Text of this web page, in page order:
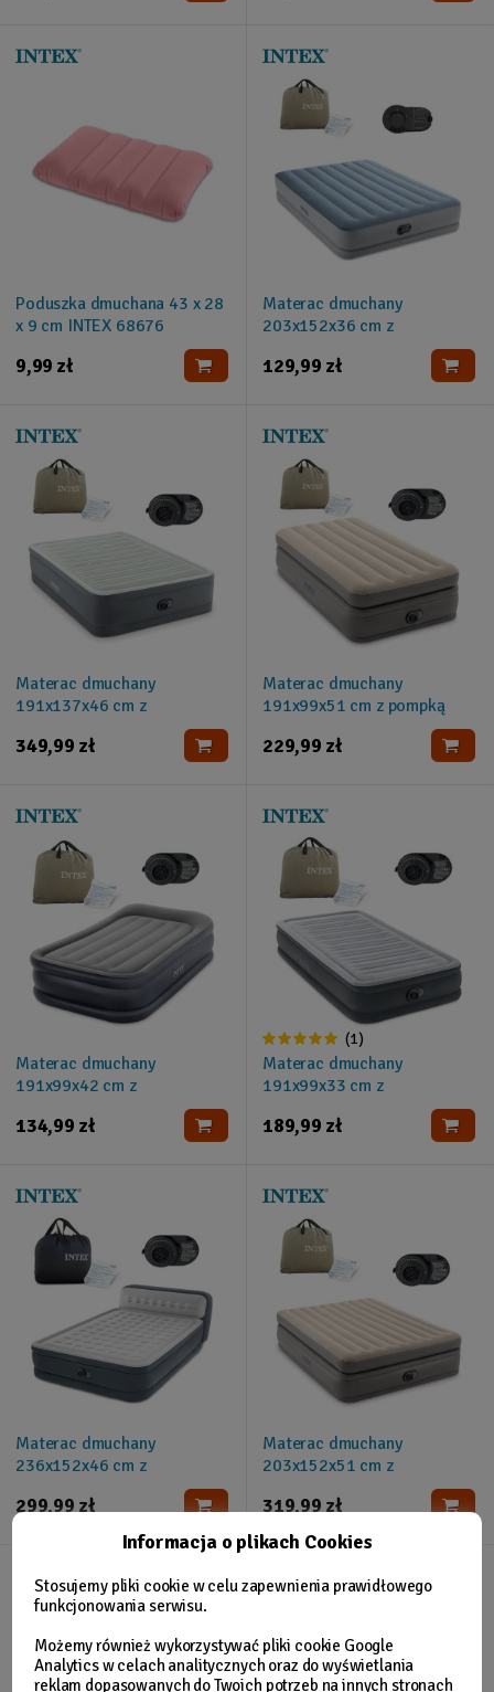
Poduszka dmuchana 43 x 28
x 9 cm INTEX 68676
9,99 zł
Materac dmuchany
203x152x36 cm z
elektryczną INTEX 64159
129,99 zł
Materac dmuchany
191x137x46 cm z
elektryczną INTEX 64904ND
349,99 zł
Materac dmuchany
191x99x51 cm z pompką
elektryczną INTEX 64162ND
229,99 zł
Materac dmuchany
191x99x42 cm z
elektryczną INTEX 64132ND
134,99 zł
(1)
Materac dmuchany
191x99x33 cm z
elektryczną INTEX 67766ND
189,99 zł
Materac dmuchany
236x152x46 cm z
elektryczną INTEX 64448
299,99 zł
Materac dmuchany
203x152x51 cm z
elektryczną INTEX 64164ND
319,99 zł
Informacja o plikach Cookies
Stosujemy pliki cookie w celu zapewnienia prawidłowego
funkcjonowania serwisu.
Możemy również wykorzystywać pliki cookie Google
Analytics w celach analitycznych oraz do wyświetlania
reklam dopasowanych do Twoich potrzeb na innych stronach